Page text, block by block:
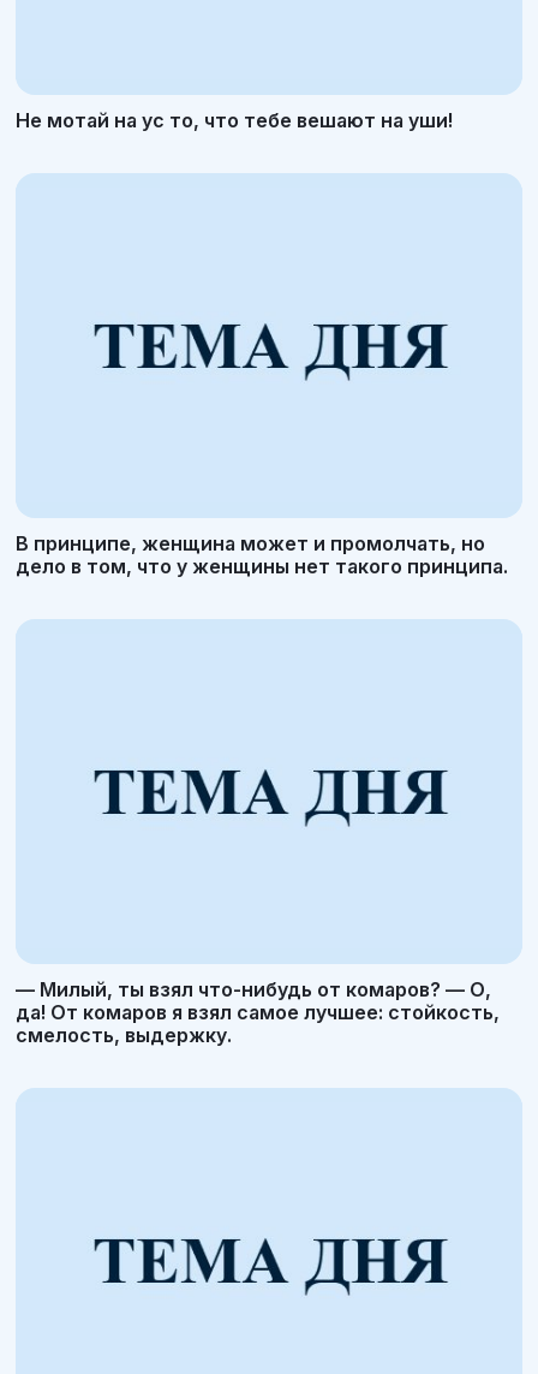
Не мотай на ус то, что тебе вешают на уши!
В принципе, женщина может и промолчать, но
дело в том, что у женщины нет такого принципа.
— Милый, ты взял что-нибудь от комаров? — О,
да! От комаров я взял самое лучшее: стойкость,
смелость, выдержку.